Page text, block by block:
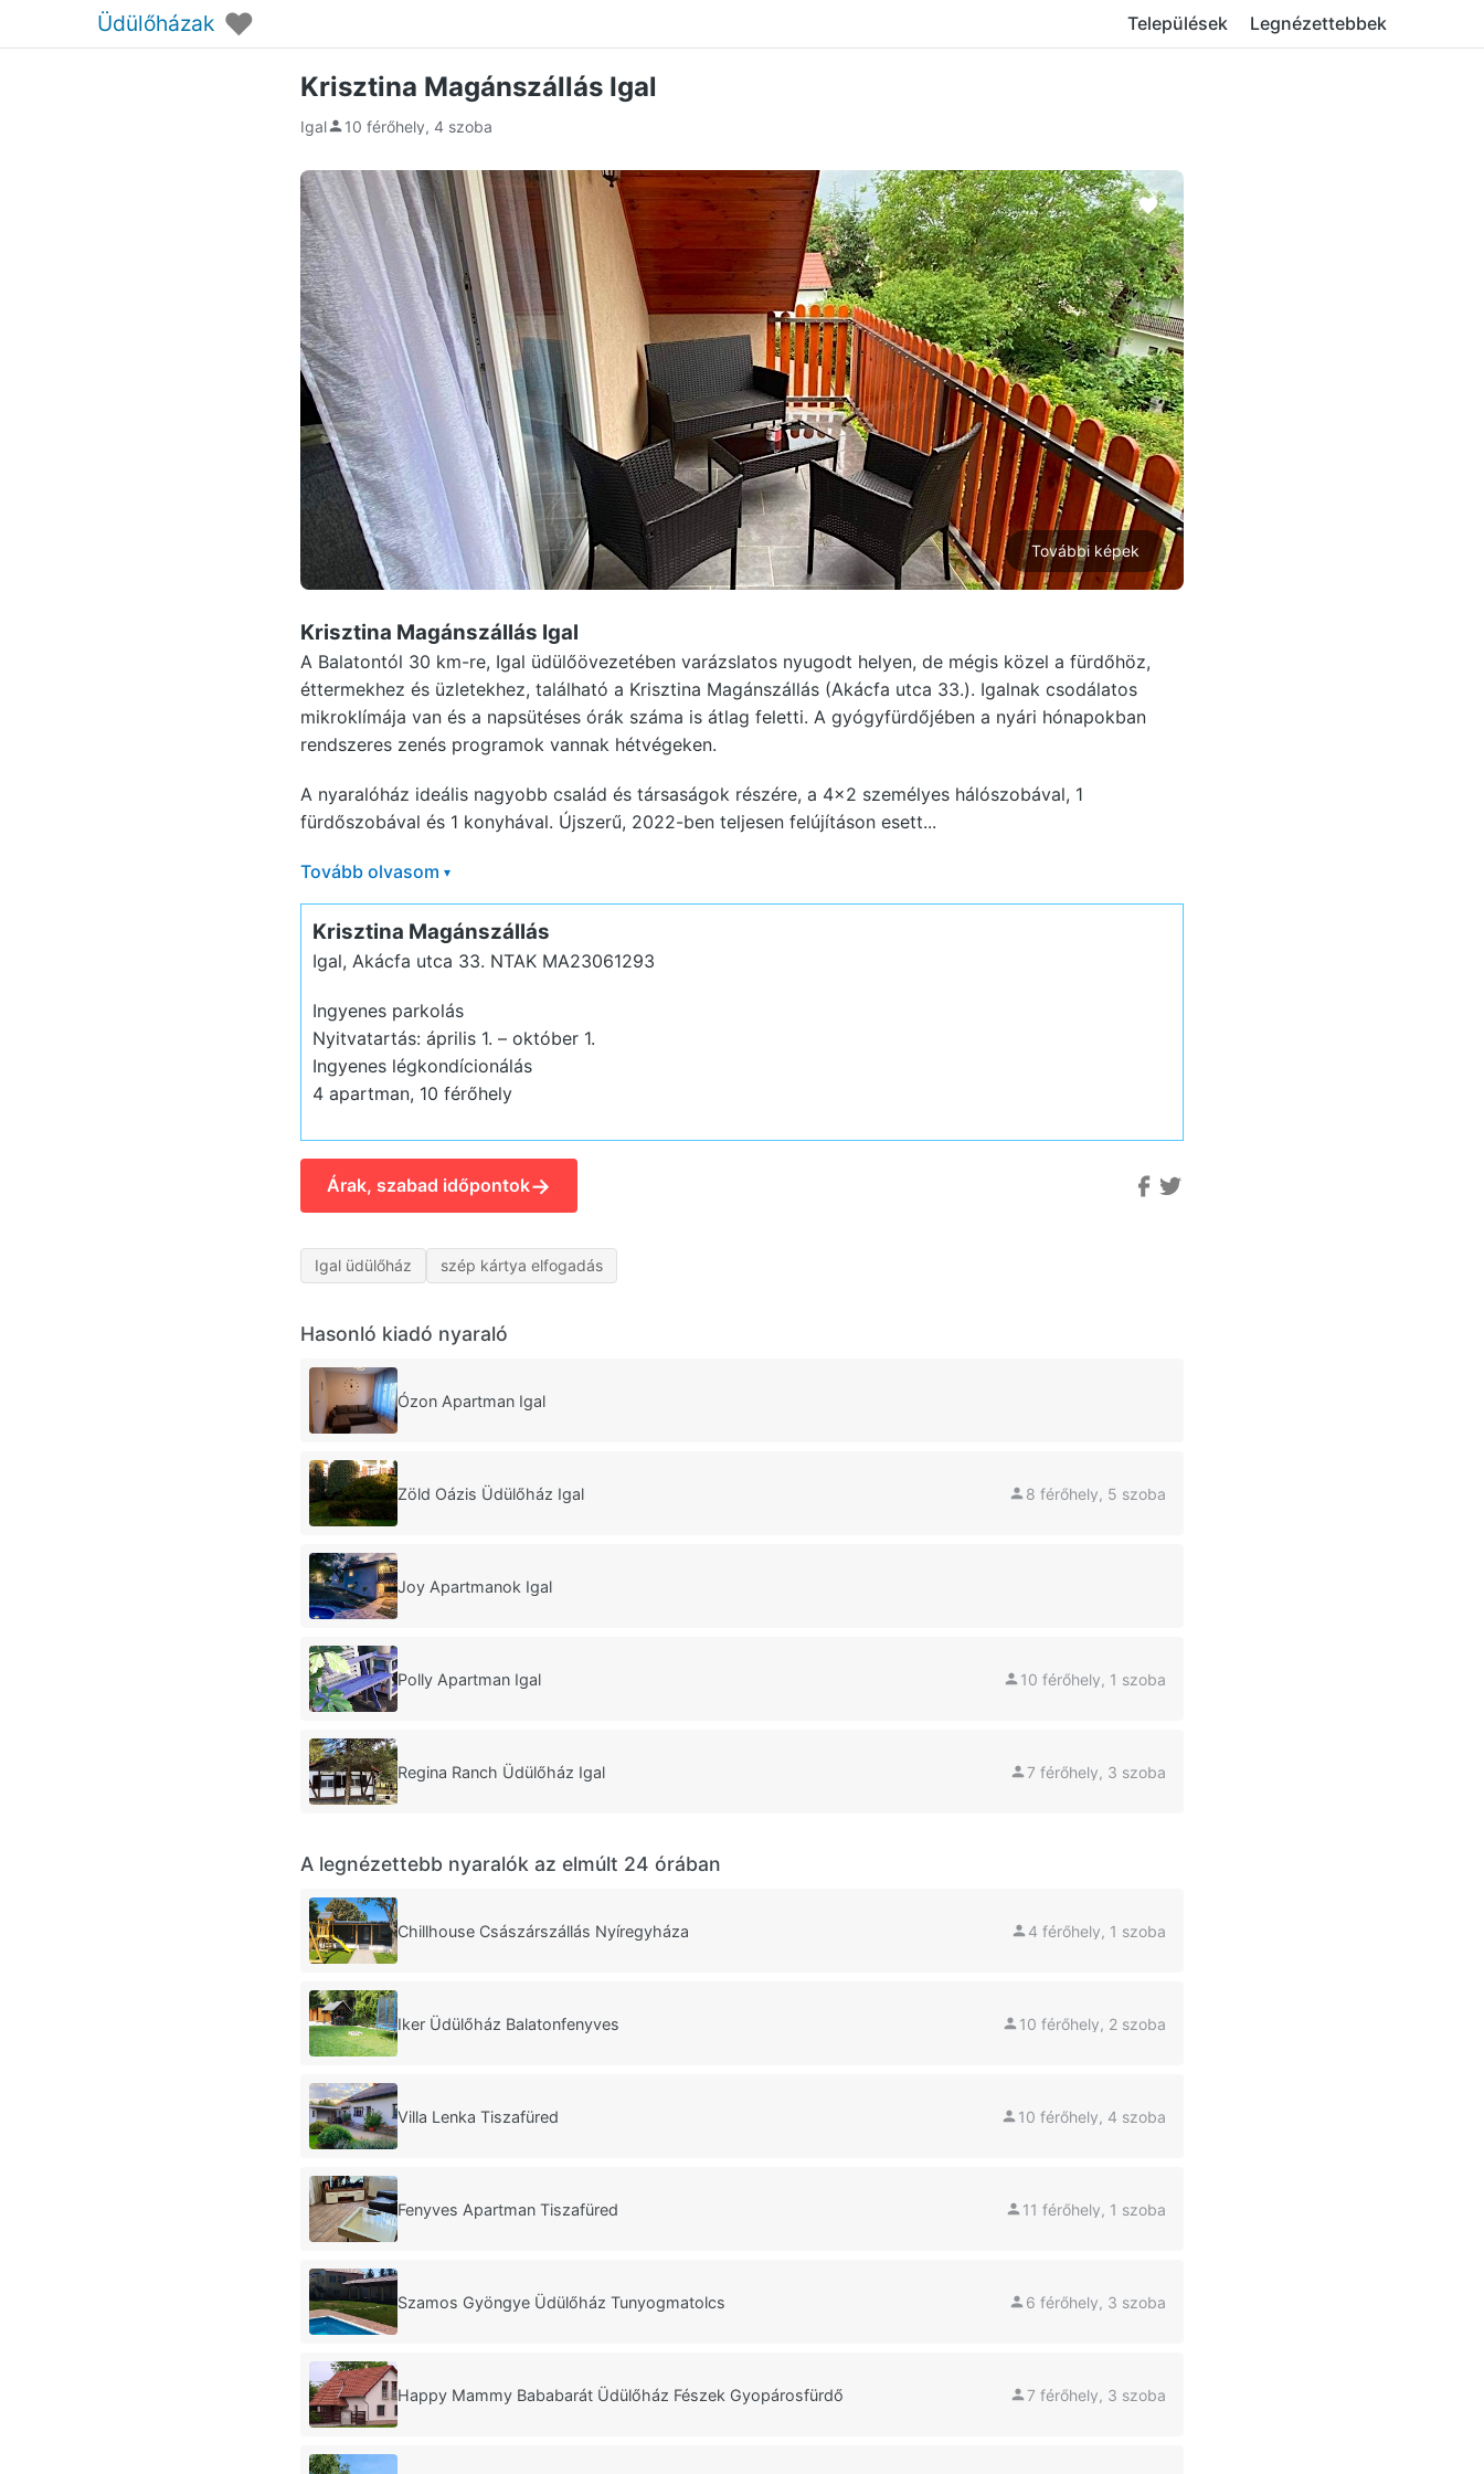
Üdülőházak ♥ Települések Legnézettebbek
Krisztina Magánszállás Igal
Igal 10 férőhely, 4 szoba
További képek
Krisztina Magánszállás Igal
A Balatontól 30 km-re, Igal üdülőövezetében varázslatos nyugodt helyen, de mégis közel a fürdőhöz,
éttermekhez és üzletekhez, található a Krisztina Magánszállás (Akácfa utca 33.). Igalnak csodálatos
mikroklímája van és a napsütéses órák száma is átlag feletti. A gyógyfürdőjében a nyári hónapokban
rendszeres zenés programok vannak hétvégeken.
A nyaralóház ideális nagyobb család és társaságok részére, a 4×2 személyes hálószobával, 1
fürdőszobával és 1 konyhával. Újszerű, 2022-ben teljesen felújításon esett...
Tovább olvasom ▾
Krisztina Magánszállás
Igal, Akácfa utca 33. NTAK MA23061293
Ingyenes parkolás
Nyitvatartás: április 1. – október 1.
Ingyenes légkondícionálás
4 apartman, 10 férőhely
Árak, szabad időpontok→
Igal üdülőház szép kártya elfogadás
Hasonló kiadó nyaraló
Ózon Apartman Igal
Zöld Oázis Üdülőház Igal 8 férőhely, 5 szoba
Joy Apartmanok Igal
Polly Apartman Igal 10 férőhely, 1 szoba
Regina Ranch Üdülőház Igal 7 férőhely, 3 szoba
A legnézettebb nyaralók az elmúlt 24 órában
Chillhouse Császárszállás Nyíregyháza 4 férőhely, 1 szoba
Iker Üdülőház Balatonfenyves 10 férőhely, 2 szoba
Villa Lenka Tiszafüred 10 férőhely, 4 szoba
Fenyves Apartman Tiszafüred 11 férőhely, 1 szoba
Szamos Gyöngye Üdülőház Tunyogmatolcs 6 férőhely, 3 szoba
Happy Mammy Bababarát Üdülőház Fészek Gyopárosfürdő 7 férőhely, 3 szoba